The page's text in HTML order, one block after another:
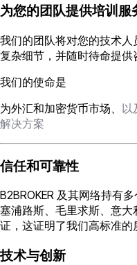
为您的团队提供培训服
我们的团队将对您的技术
复杂细节，并随时待命提供
我们的使命是
为外汇和加密货币市场、 以
解决方案
信任和可靠性
B2BROKER 及其网络持有
塞浦路斯、毛里求斯、意
证，这证明了我们高标准的
技术与创新